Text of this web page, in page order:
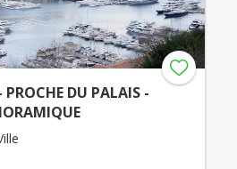
DU PALAIS -